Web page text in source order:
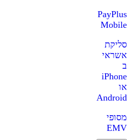
PayPlus
Mobile
סליקת
אשראי
ב
iPhone
או
Android
מסופי
EMV